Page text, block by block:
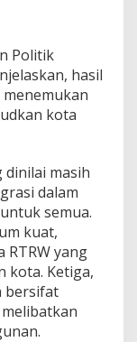
Politik
hasil
kota
dinilai masih
dalam
semua.
kuat,
yang
kota. Ketiga,
bersifat